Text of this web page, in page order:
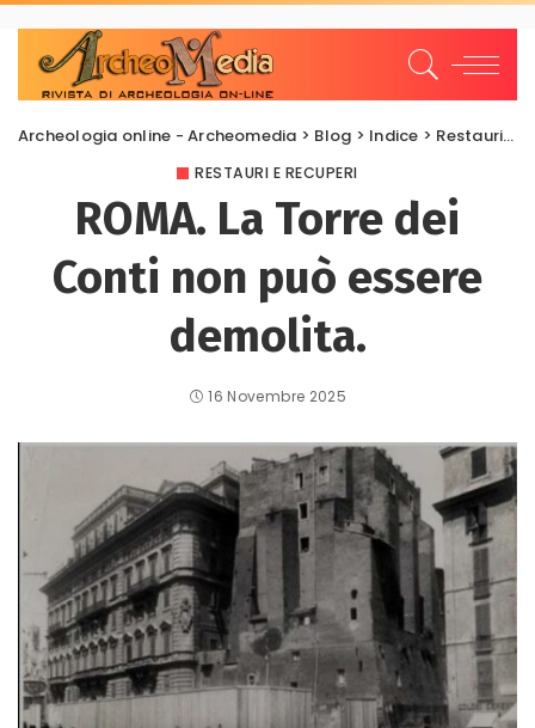
Archeologia online - Archeomedia > Blog > Indice > Restauri e Recuperi
RESTAURI E RECUPERI
ROMA. La Torre dei
Conti non può essere
demolita.
16 Novembre 2025